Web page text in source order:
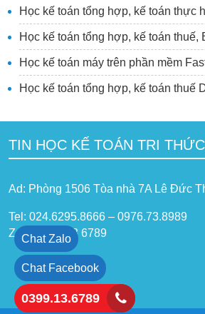
Học kế toán tổng hợp, kế toán thực
Học kế toán tổng hợp, kế toán
Học kế toán máy trên phần mềm
Học kế toán tổng hợp, kế toán thuế
TIN HỌC KẾ TOÁN TRI
Ad: Phòng 1506 Tòa nhà 7A Lê Đức
Tel: 024.6295.8666 – 0976.73.8989
Zalo: 0399 13 6789
Chat Zalo
Chat Facebook
0399.13.6789